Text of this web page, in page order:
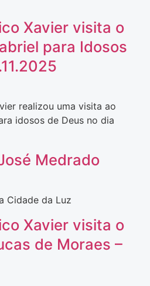
Xavier visita o
para Idosos
realizou uma visita ao
idosos de Deus no dia
Medrado
Cidade da Luz
Xavier visita o
de Moraes –